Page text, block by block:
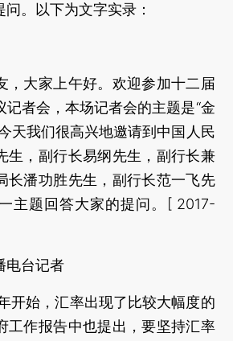
。以下为文字实录：
大家上午好。欢迎参加十二届
记者会，本场记者会的主题是“金
天我们很高兴地邀请到中国人民
生，副行长易纲先生，副行长兼
长潘功胜先生，副行长范一飞先
主题回答大家的提问。[ 2017-
台记者
始，汇率出现了比较大幅度的
工作报告中也提出，要坚持汇率